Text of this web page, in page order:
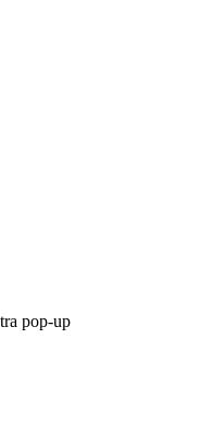
pop-up